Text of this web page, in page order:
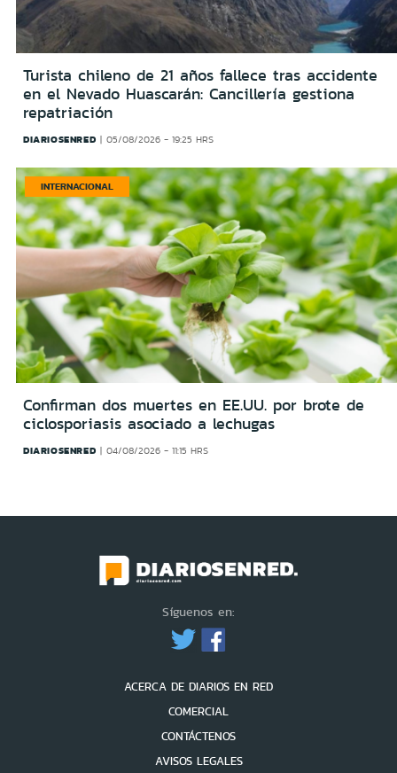
Turista chileno de 21 años fallece tras accidente
en el Nevado Huascarán: Cancillería gestiona
repatriación
DIARIOSENRED 05/08/2026 - 19:25 HRS
INTERNACIONAL
Confirman dos muertes en EE.UU. por brote de
ciclosporiasis asociado a lechugas
DIARIOSENRED 04/08/2026 - 11:15 HRS
Síguenos en:
ACERCA DE DIARIOS EN RED
COMERCIAL
CONTÁCTENOS
AVISOS LEGALES